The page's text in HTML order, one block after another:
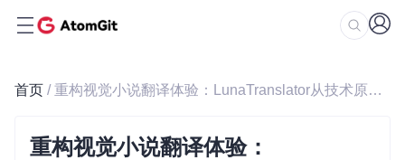
首页 / 重构视觉小说翻译体验：LunaTranslator从技术原理到高级应用的全维度指南
重构视觉小说翻译体验：